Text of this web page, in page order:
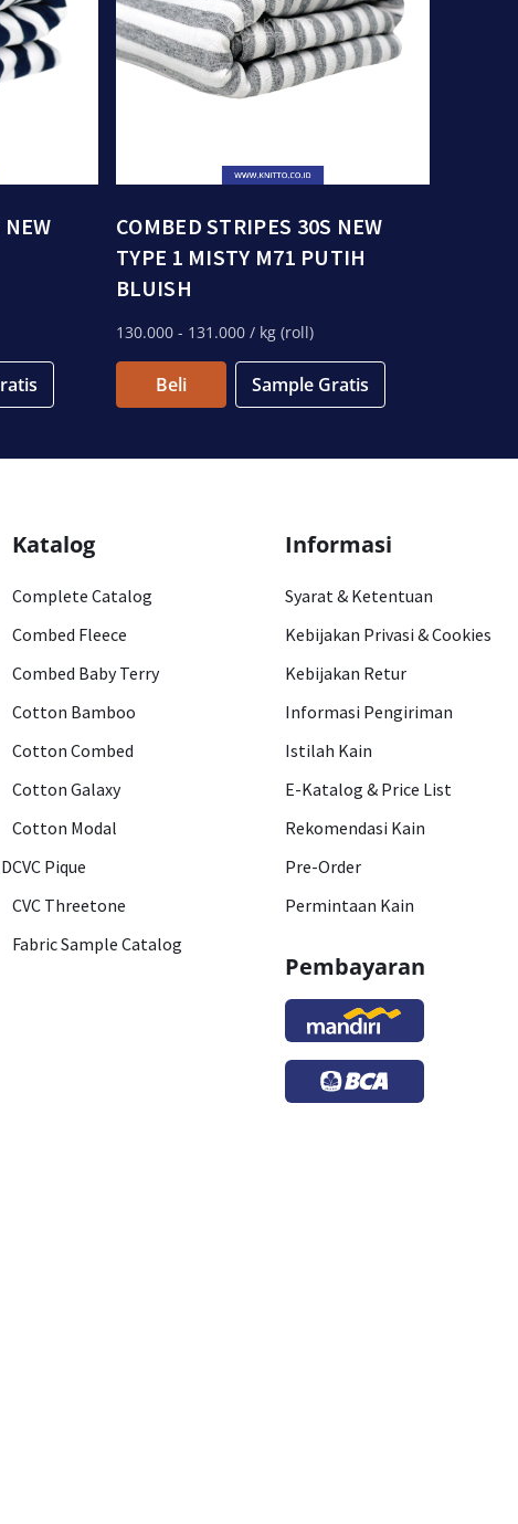
COMBED STRIPES 30S NEW
TYPE 1 MISTY M71 PUTIH
BLUISH
130.000 - 131.000 / kg (roll)
Beli Sample Gratis
Katalog
Complete Catalog
Combed Fleece
Combed Baby Terry
Cotton Bamboo
Cotton Combed
Cotton Galaxy
Cotton Modal
CVC Pique
CVC Threetone
Fabric Sample Catalog
Informasi
Syarat & Ketentuan
Kebijakan Privasi & Cookies
Kebijakan Retur
Informasi Pengiriman
Istilah Kain
E-Katalog & Price List
Rekomendasi Kain
Pre-Order
Permintaan Kain
Pembayaran